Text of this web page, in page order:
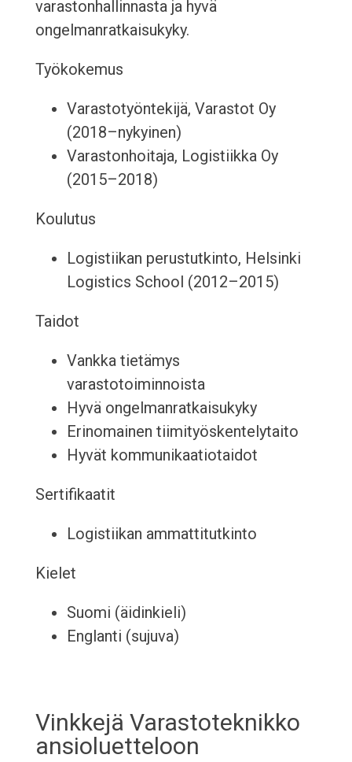
varastonhallinnasta ja hyvä
ongelmanratkaisukyky.
Työkokemus
Varastotyöntekijä, Varastot Oy
(2018–nykyinen)
Varastonhoitaja, Logistiikka Oy
(2015–2018)
Koulutus
Logistiikan perustutkinto, Helsinki
Logistics School (2012–2015)
Taidot
Vankka tietämys
varastotoiminnoista
Hyvä ongelmanratkaisukyky
Erinomainen tiimityöskentelytaito
Hyvät kommunikaatiotaidot
Sertifikaatit
Logistiikan ammattitutkinto
Kielet
Suomi (äidinkieli)
Englanti (sujuva)
Vinkkejä Varastoteknikko
ansioluetteloon